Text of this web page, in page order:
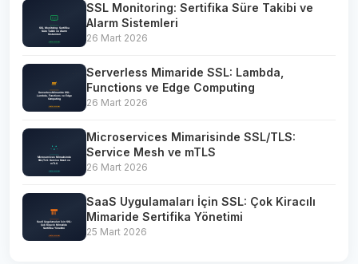
SSL Monitoring: Sertifika Süre Takibi ve
Alarm Sistemleri
26 Mart 2026
Serverless Mimaride SSL: Lambda,
Functions ve Edge Computing
26 Mart 2026
Microservices Mimarisinde SSL/TLS:
Service Mesh ve mTLS
26 Mart 2026
SaaS Uygulamaları İçin SSL: Çok Kiracılı
Mimaride Sertifika Yönetimi
25 Mart 2026